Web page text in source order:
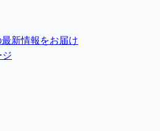
新情報をお届け
ジ